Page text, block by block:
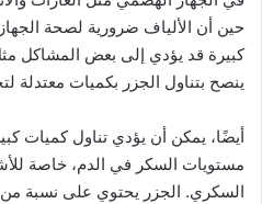
حين أن الألياف ضرورية لصحة
كبيرة قد يؤدي إلى بعض المشاكل
ينصح بتناول الجزر بكميات معتدلة
أيضًا، يمكن أن يؤدي تناول كميات
مستويات السكر في الدم، خاصة
السكري. الجزر يحتوي على نسبة من